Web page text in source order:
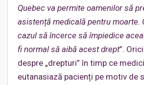
Quebec va permite oamenilor să
asistență medicală pentru moarte.
cazul să încerce să împiedice
fi normal să aibă acest drept”.
despre „drepturi” în timp ce
eutanasiază pacienți pe motiv de